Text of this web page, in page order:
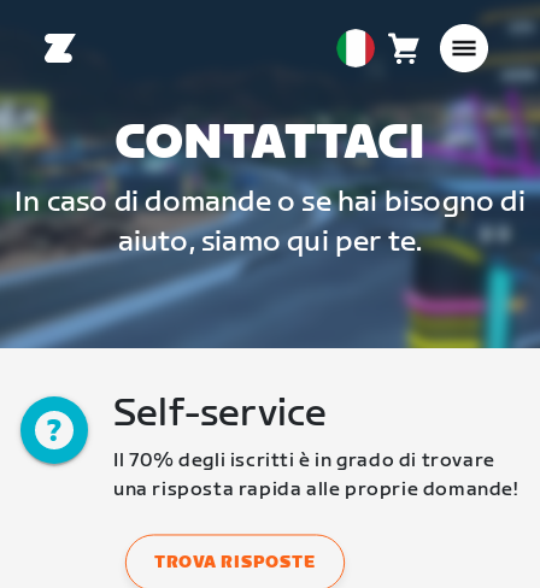
European
Italiano
Carrello0
articoli
CONTATTACI
In caso di domande o se hai bisogno di
aiuto, siamo qui per te.
Self-service
Il 70% degli iscritti è in grado di trovare
una risposta rapida alle proprie domande!
TROVA RISPOSTE